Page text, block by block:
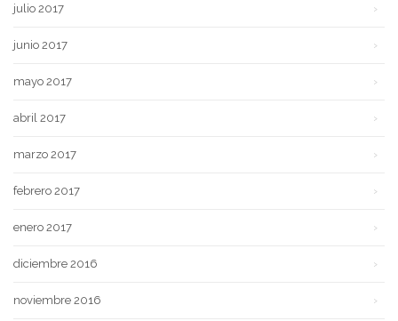
julio 2017
junio 2017
mayo 2017
abril 2017
marzo 2017
febrero 2017
enero 2017
diciembre 2016
noviembre 2016